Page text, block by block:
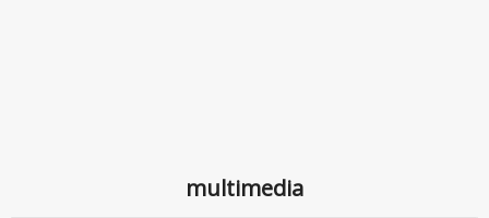
multimedia